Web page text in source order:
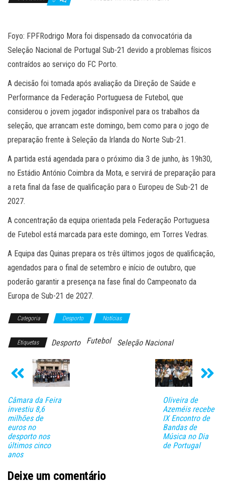
Foyo: FPFRodrigo Mora foi dispensado da convocatória da
Seleção Nacional de Portugal Sub-21 devido a problemas físicos
contraídos ao serviço do FC Porto.
A decisão foi tomada após avaliação da Direção de Saúde e
Performance da Federação Portuguesa de Futebol, que
considerou o jovem jogador indisponível para os trabalhos da
seleção, que arrancam este domingo, bem como para o jogo de
preparação frente à Seleção da Irlanda do Norte Sub-21.
A partida está agendada para o próximo dia 3 de junho, às 19h30,
no Estádio António Coimbra da Mota, e servirá de preparação para
a reta final da fase de qualificação para o Europeu de Sub-21 de
2027.
A concentração da equipa orientada pela Federação Portuguesa
de Futebol está marcada para este domingo, em Torres Vedras.
A Equipa das Quinas prepara os três últimos jogos de qualificação,
agendados para o final de setembro e início de outubro, que
poderão garantir a presença na fase final do Campeonato da
Europa de Sub-21 de 2027.
Categoria Desporto Notícias
Etiquetas Desporto Futebol Seleção Nacional
Câmara da Feira
investiu 8,6
milhões de
euros no
desporto nos
últimos cinco
anos
Oliveira de
Azeméis recebe
IX Encontro de
Bandas de
Música no Dia
de Portugal
Deixe um comentário